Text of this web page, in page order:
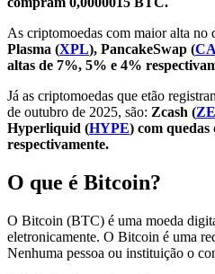
As criptomoedas com maior alta no
Plasma (XPL), PancakeSwap (
altas de 7%, 5% e 4%
Já as criptomoedas que etão
de outubro de 2025, são: Zcash (
Hyperliquid (HYPE) com quedas
respectivamente.
O que é Bitcoin?
O Bitcoin (BTC) é uma moeda
eletronicamente. O Bitcoin é uma
Nenhuma pessoa ou instituição o